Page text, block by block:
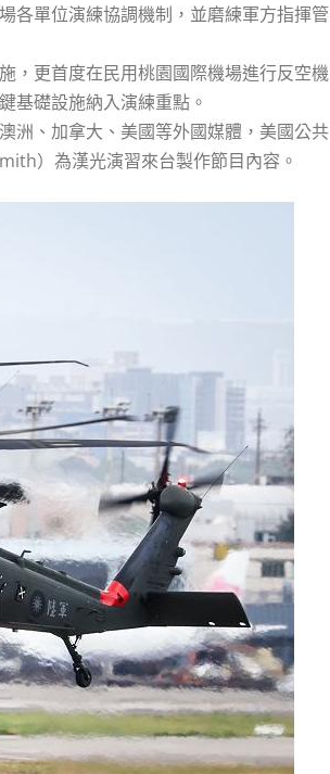
各單位演練協調機制，並磨練軍方指揮管
，更首度在民用桃園國際機場進行反空機
基礎設施納入演練重點。
洲、加拿大、美國等外國媒體，美國公共
）為漢光演習來台製作節目內容。